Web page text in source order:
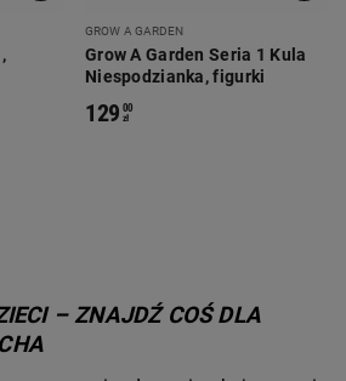
GROW A GARDEN
Grow A Garden Seria 1 Kula
Niespodzianka, figurki
129 00
zł
– ZNAJDŹ COŚ DLA